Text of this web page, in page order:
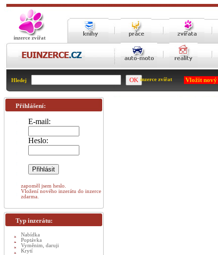
inzerce zvířat
Hledej inzerce zvířat Vložit
Přihlášení:
E-mail:
Heslo:
zapoměl jsem heslo.
Vložení nového inzerátu do inzerce
zdarma.
Typ inzerátu:
Nabídka
Poptávka
Vyměnim, daruji
Krytí